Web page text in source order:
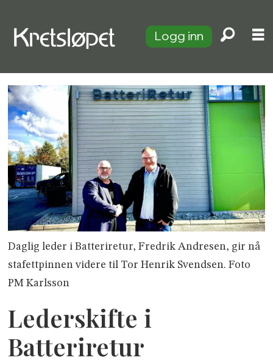
Logg inn
Daglig leder i Batteriretur, Fredrik Andresen, gir nå
stafettpinnen videre til Tor Henrik Svendsen. Foto
PM Karlsson
Lederskifte i
Batteriretur